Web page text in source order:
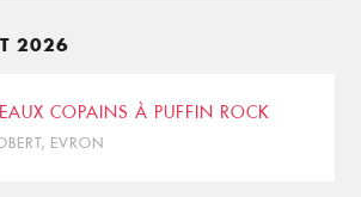
2026
COPAINS À PUFFIN ROCK
EVRON